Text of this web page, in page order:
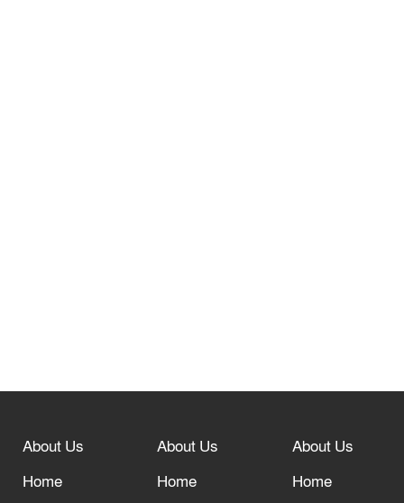
“অসহযোগ” আন্দোলনের হুমকি
দরজা খোলা রেখেছেন
About Us
Home
About Us
Home
About Us
Home